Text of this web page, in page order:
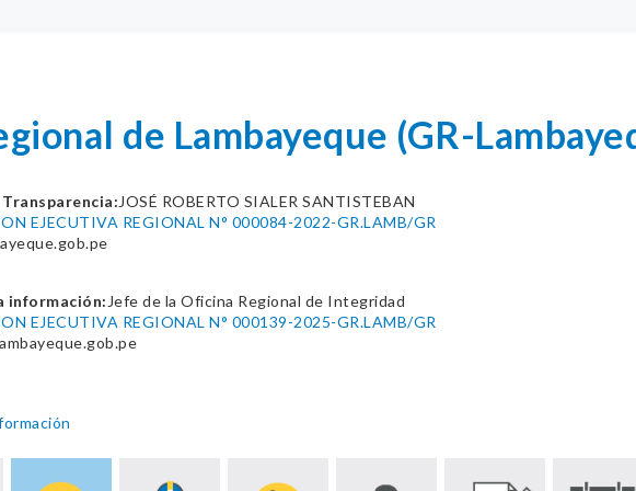
de Lambayeque (GR-
JOSÉ ROBERTO SIALER SANTISTEBAN
EJECUTIVA REGIONAL N° 000084-2022-GR.LAMB/GR
información: Jefe de la Oficina Regional de Integridad
EJECUTIVA REGIONAL N° 000139-2025-GR.LAMB/GR